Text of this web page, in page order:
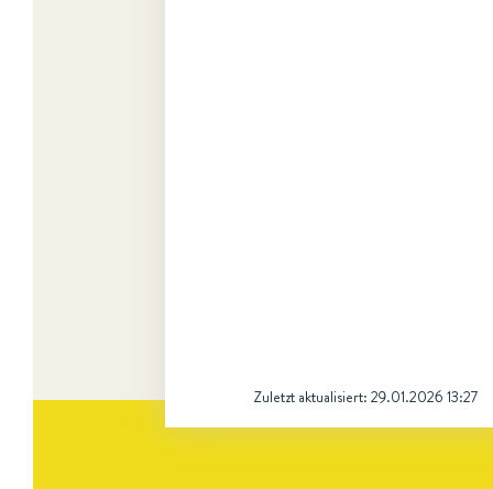
Zuletzt aktualisiert: 29.01.2026 13:27